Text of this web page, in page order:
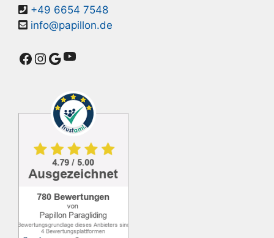
+49 6654 7548
info@papillon.de
Facebook
Instagram
Google